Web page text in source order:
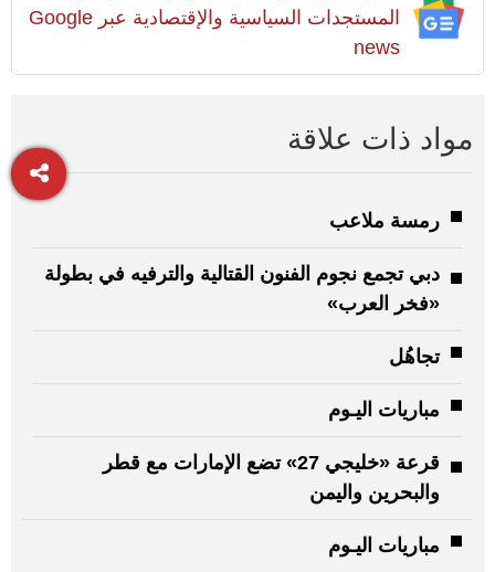
المستجدات السياسية والإقتصادية عبر Google
news
مواد ذات علاقة
رمسة ملاعب
دبي تجمع نجوم الفنون القتالية والترفيه في بطولة
«فخر العرب»
تجاهُل
مباريات اليـوم
قرعة «خليجي 27» تضع الإمارات مع قطر
والبحرين واليمن
مباريات اليـوم